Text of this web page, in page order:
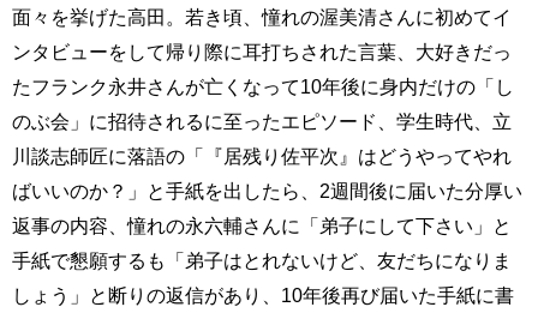
面々を挙げた高田。若き頃、憧れの渥美清さんに初めてイ
ンタビューをして帰り際に耳打ちされた言葉、大好きだっ
たフランク永井さんが亡くなって10年後に身内だけの「し
のぶ会」に招待されるに至ったエピソード、学生時代、立
川談志師匠に落語の「『居残り佐平次』はどうやってやれ
ばいいのか？」と手紙を出したら、2週間後に届いた分厚い
返事の内容、憧れの永六輔さんに「弟子にして下さい」と
手紙で懇願するも「弟子はとれないけど、友だちになりま
しょう」と断りの返信があり、10年後再び届いた手紙に書